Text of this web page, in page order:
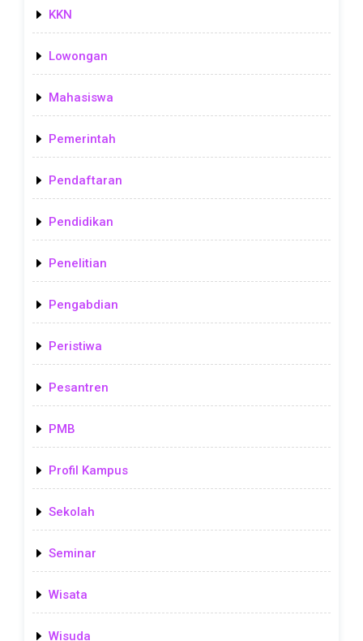
KKN
Lowongan
Mahasiswa
Pemerintah
Pendaftaran
Pendidikan
Penelitian
Pengabdian
Peristiwa
Pesantren
PMB
Profil Kampus
Sekolah
Seminar
Wisata
Wisuda